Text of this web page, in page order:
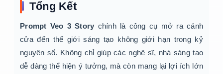
Tổng Kết
Prompt Veo 3 Story chính là công cụ mở ra cánh
cửa đến thế giới sáng tạo không giới hạn trong kỷ
nguyên số. Không chỉ giúp các nghệ sĩ, nhà sáng tạo
dễ dàng thể hiện ý tưởng, mà còn mang lại lợi ích lớn